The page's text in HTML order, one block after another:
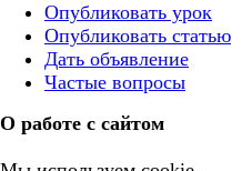
Опубликовать урок
Опубликовать статью
Дать объявление
Частые вопросы
О работе с сайтом